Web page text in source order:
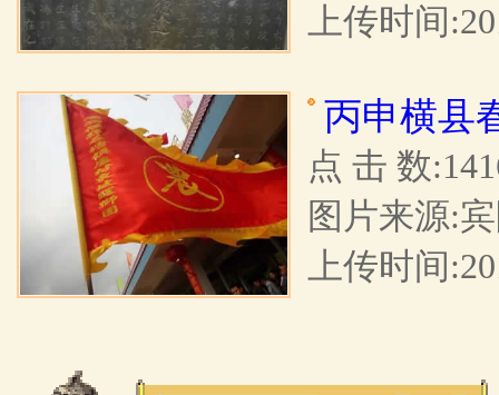
上传时间
丙申横县
点 击 数
图片来源:
上传时间